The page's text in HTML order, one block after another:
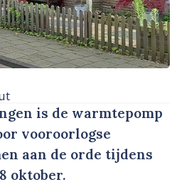
is de warmtepomp
vooroorlogse
aan de orde tijdens
oktober.